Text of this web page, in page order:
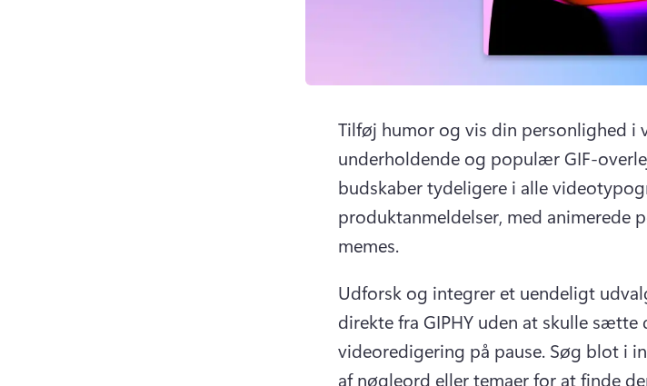
Tilføj humor og vis din personlighed i
underholdende og populær GIF-
budskaber tydeligere i alle
produktanmeldelser, med animerede
memes.
Udforsk og integrer et uendeligt
direkte fra GIPHY uden at skulle
videoredigering på pause. Søg blot i
af nøgleord eller temaer for at finde